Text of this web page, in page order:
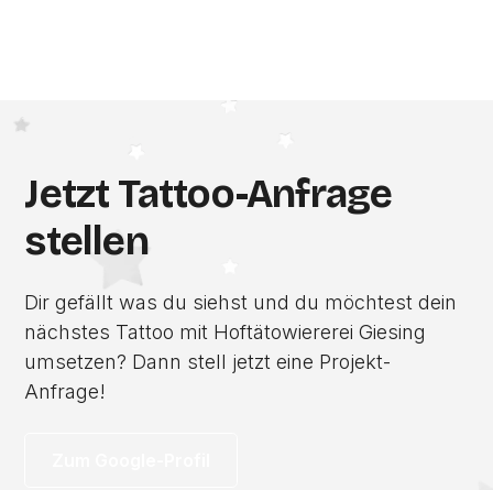
Jetzt Tattoo-Anfrage
stellen
Dir gefällt was du siehst und du möchtest dein
nächstes Tattoo mit Hoftätowiererei Giesing
umsetzen? Dann stell jetzt eine Projekt-
Anfrage!